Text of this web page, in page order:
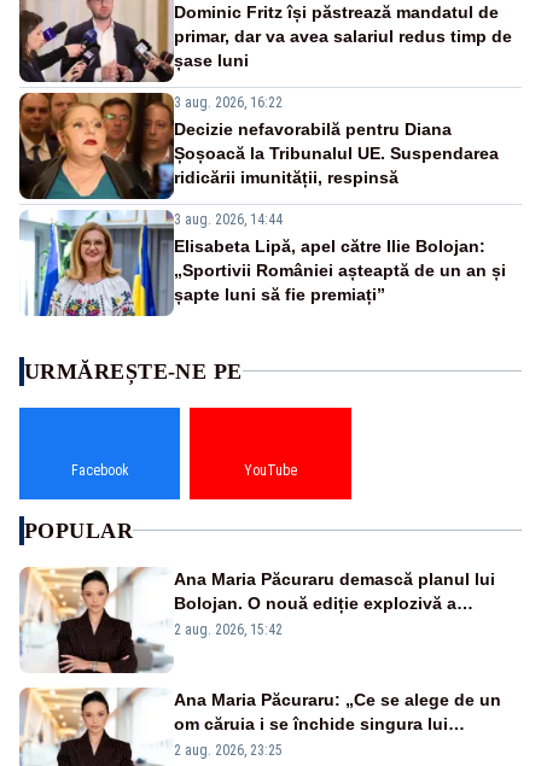
Dominic Fritz își păstrează mandatul de
primar, dar va avea salariul redus timp de
șase luni
3 aug. 2026, 16:22
Decizie nefavorabilă pentru Diana
Șoșoacă la Tribunalul UE. Suspendarea
ridicării imunității, respinsă
3 aug. 2026, 14:44
Elisabeta Lipă, apel către Ilie Bolojan:
„Sportivii României așteaptă de un an și
șapte luni să fie premiați”
URMĂREȘTE-NE PE
Facebook YouTube
POPULAR
Ana Maria Păcuraru demască planul lui
Bolojan. O nouă ediție explozivă a
emisiunii „Miza Zilei” la Realitatea PLUS
2 aug. 2026, 15:42
Ana Maria Păcuraru: „Ce se alege de un
om căruia i se închide singura lui
portiță?”
2 aug. 2026, 23:25